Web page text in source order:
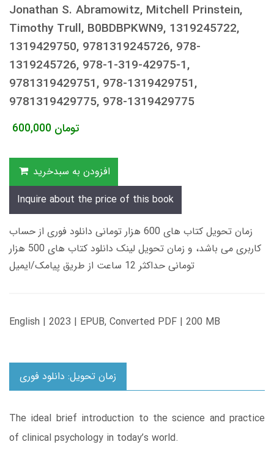
Jonathan S. Abramowitz, Mitchell Prinstein,
Timothy Trull, B0BDBPKWN9, 1319245722,
1319429750, 9781319245726, 978-
1319245726, 978-1-319-42975-1,
9781319429751, 978-1319429751,
9781319429775, 978-1319429775
600,000 تومان
افزودن به سبدخرید
Inquire about the price of this book
زمان تحویل کتاب های 600 هزار تومانی دانلود فوری از حساب
کاربری می باشد، و زمان تحویل لینک دانلود کتاب های 500 هزار
تومانی حداکثر 12 ساعت از طریق پیامک/ایمیل
English | 2023 | EPUB, Converted PDF | 200 MB
زمان تحویل: دانلود فوری
The ideal brief introduction to the science and practice
of clinical psychology in today’s world.